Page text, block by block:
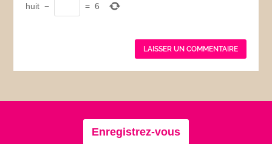
huit − = 6
Enregistrez-vous